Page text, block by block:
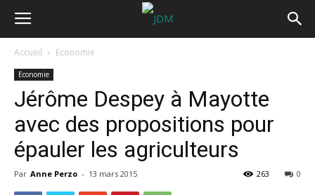
Accueil Economie
Economie
Jérôme Despey à Mayotte
avec des propositions pour
épauler les agriculteurs
Par Anne Perzo - 13 mars 2015 0
263